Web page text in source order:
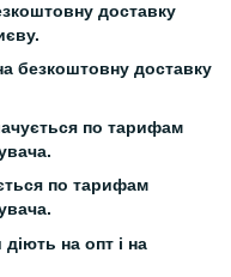
доставку
безкоштовну доставку
по тарифам
по тарифам
на опт і на